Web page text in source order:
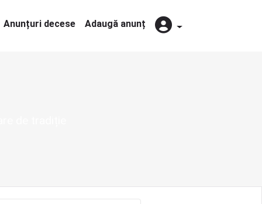
Anunțuri decese Adaugă anunț